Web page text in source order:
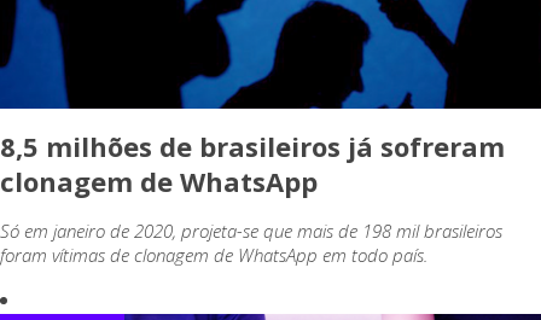
8,5 milhões de brasileiros já sofreram
clonagem de WhatsApp
Só em janeiro de 2020, projeta-se que mais de 198 mil brasileiros
foram vítimas de clonagem de WhatsApp em todo país.